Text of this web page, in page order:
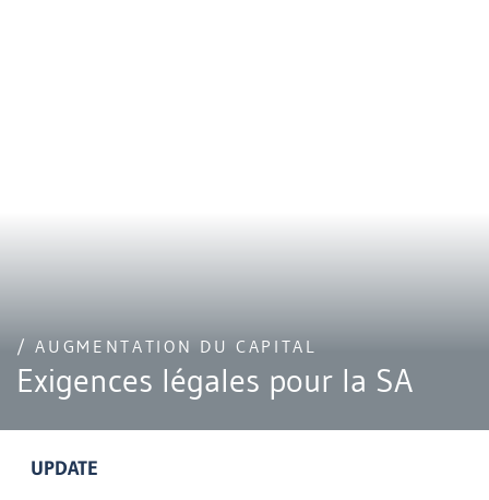
/ AUGMENTATION DU CAPITAL
Exigences légales pour la SA
UPDATE